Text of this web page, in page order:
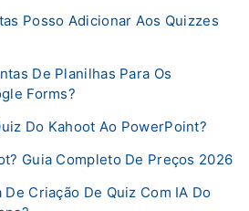
Posso Adicionar Aos Quizzes
De Planilhas Para Os
Forms?
Do Kahoot Ao PowerPoint?
Guia Completo De Preços 2026
De Criação De Quiz Com IA Do